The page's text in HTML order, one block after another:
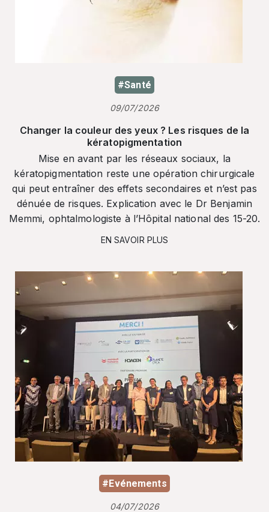
#Santé
09/07/2026
Changer la couleur des yeux ? Les risques de la
kératopigmentation
Mise en avant par les réseaux sociaux, la
kératopigmentation reste une opération chirurgicale
qui peut entraîner des effets secondaires et n’est pas
dénuée de risques. Explication avec le Dr Benjamin
Memmi, ophtalmologiste à l’Hôpital national des 15-20.
EN SAVOIR PLUS
#Evénements
04/07/2026